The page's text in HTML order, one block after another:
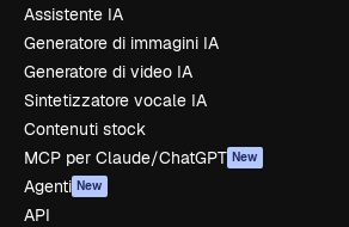
Assistente IA
Generatore di immagini IA
Generatore di video IA
Sintetizzatore vocale IA
Contenuti stock
MCP per Claude/ChatGPT New
Agenti New
API